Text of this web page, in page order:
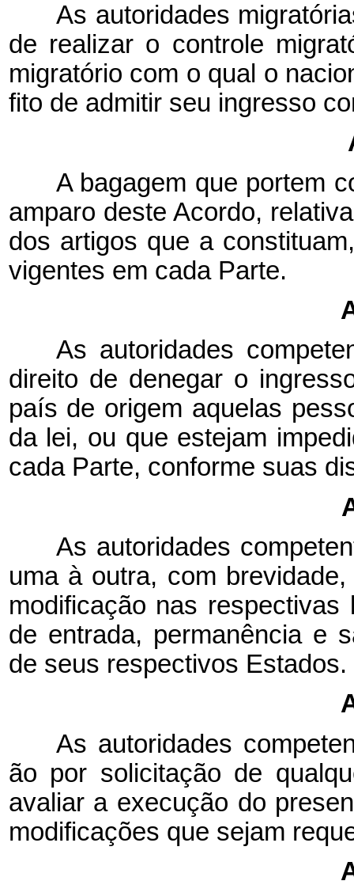
As autoridades
de realizar o controle
migratório com o qual o
fito de admitir seu ingresso
A bagagem que portem
amparo deste Acordo,
dos artigos que a
vigentes em cada Parte.
As autoridades
direito de denegar o
país de origem aquelas
da lei, ou que estejam
cada Parte, conforme suas
As autoridades
uma à outra, com
modificação nas
de entrada, permanência e
de seus respectivos Estados.
As autoridades
ão por solicitação de
avaliar a execução do
modificações que sejam